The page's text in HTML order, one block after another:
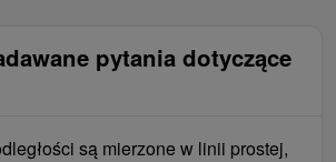
pytania dotyczące
są mierzone w linii prostej,